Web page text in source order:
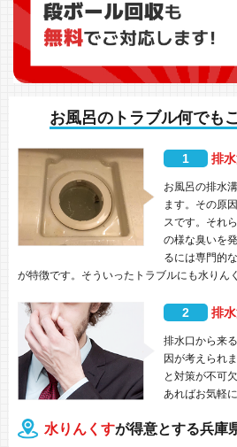
お風呂のトラブル何でも
1 排
お風呂の排水
ます。その原
スです。それ
の様な臭いを
るには専門的
が特徴です。そういったトラブルにも水りん
2 排
排水口から来
因が考えられ
と対策が不可
あればお気軽
水りんくすが得意とする兵庫